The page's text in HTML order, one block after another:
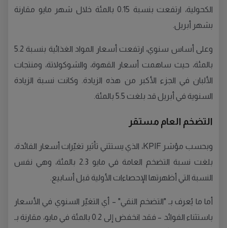
الكحولية، ارتفعت بنسبة 0.15 بالمئة خلال شهر مايو مقارنة
بشهر أبريل.
وعلى أساس سنوي، ارتفعت أسعار المواد الغذائية بنسبة 5.2
بالمئة، حيث ساهمت أسعار القهوة، والشوكولاتة، ومنتجات
الألبان في الجزء الأكبر من هذه الزيادة. وكانت نسبة الزيادة
السنوية في أبريل قد بلغت 5.5 بالمئة.
التضخم العام مستقر
وبحسب مؤشر KPIF، الذي يستثني تأثير تغيّرات أسعار الفائدة،
بلغت نسبة التضخم العامة في مايو 2.3 بالمئة، وهي نفس
النسبة التي أظهرتها الإحصاءات الأولية قبل أسابيع.
أما ما يُعرف بـ "التضخم النقي" – أي التغيّر السنوي في الأسعار
باستثناء الفوائد – فقد انخفض إلى 0.2 بالمئة في مايو، مقارنة بـ